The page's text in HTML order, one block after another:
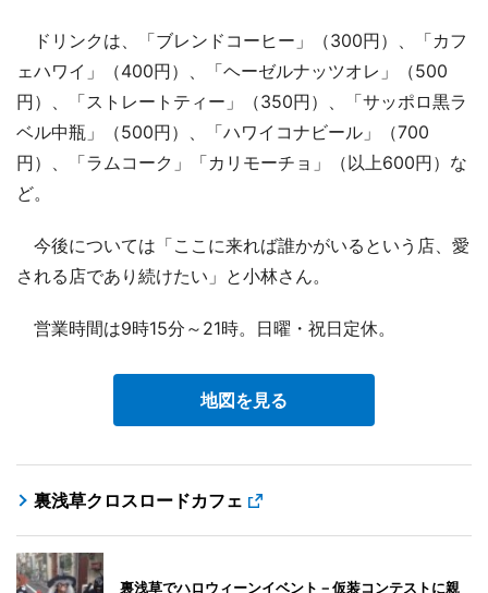
ドリンクは、「ブレンドコーヒー」（300円）、「カフ
ェハワイ」（400円）、「ヘーゼルナッツオレ」（500
円）、「ストレートティー」（350円）、「サッポロ黒ラ
ベル中瓶」（500円）、「ハワイコナビール」（700
円）、「ラムコーク」「カリモーチョ」（以上600円）な
ど。
今後については「ここに来れば誰かがいるという店、愛
される店であり続けたい」と小林さん。
営業時間は9時15分～21時。日曜・祝日定休。
地図を見る
裏浅草クロスロードカフェ
裏浅草でハロウィーンイベント－仮装コンテストに親